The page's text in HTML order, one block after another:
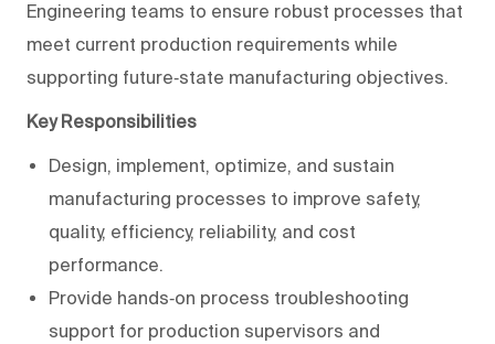
Engineering teams to ensure robust processes that
meet current production requirements while
supporting future‑state manufacturing objectives.
Key Responsibilities
Design, implement, optimize, and sustain
manufacturing processes to improve safety,
quality, efficiency, reliability, and cost
performance.
Provide hands‑on process troubleshooting
support for production supervisors and